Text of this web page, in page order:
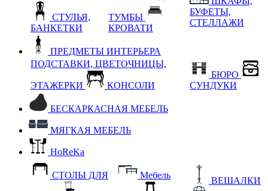
СТУЛЬЯ,
БАНКЕТКИ
ТУМБЫ
КРОВАТИ
БУФЕТЫ,
СТЕЛЛАЖИ
ПРЕДМЕТЫ ИНТЕРЬЕРА
ПОДСТАВКИ, ЦВЕТОЧНИЦЫ,
ЭТАЖЕРКИ КОНСОЛИ
БЮРО
СУНДУКИ
БЕСКАРКАСНАЯ МЕБЕЛЬ
МЯГКАЯ МЕБЕЛЬ
HoReKa
СТОЛЫ ДЛЯ Мебель
ВЕШАЛКИ